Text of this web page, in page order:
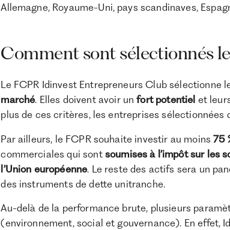
Allemagne, Royaume-Uni, pays scandinaves,
Comment sont sélectionnés
Le FCPR Idinvest Entrepreneurs Club sélectionne
marché. Elles doivent avoir unfort potentiel et
plus de ces critères, les entreprises sélectionnées
Par ailleurs, le FCPR souhaite investir au moins75
commerciales qui sont soumises à l’impôt sur les
l’Union européenne. Le reste des actifs sera un
des instruments de dette unitranche.
Au-delà de la performance brute, plusieurs
(environnement, social et gouvernance). En effet,